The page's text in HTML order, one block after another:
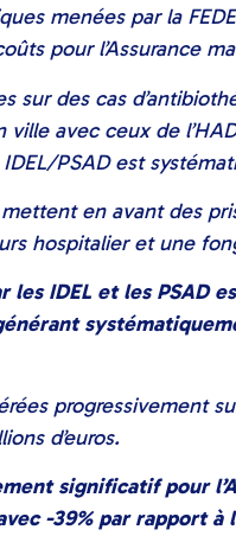
menées par la
pour l’Assurance
sur des cas
ville avec ceux de
PSAD est
en avant des
hospitalier et une
les IDEL et les PSAD
progressivement
d’euros.
significatif pour
-39% par rapport à